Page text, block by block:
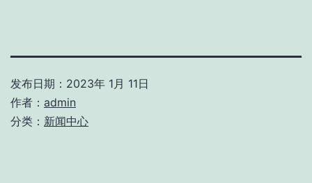
发布日期： 2023年 1月 11日
作者： admin
分类： 新闻中心